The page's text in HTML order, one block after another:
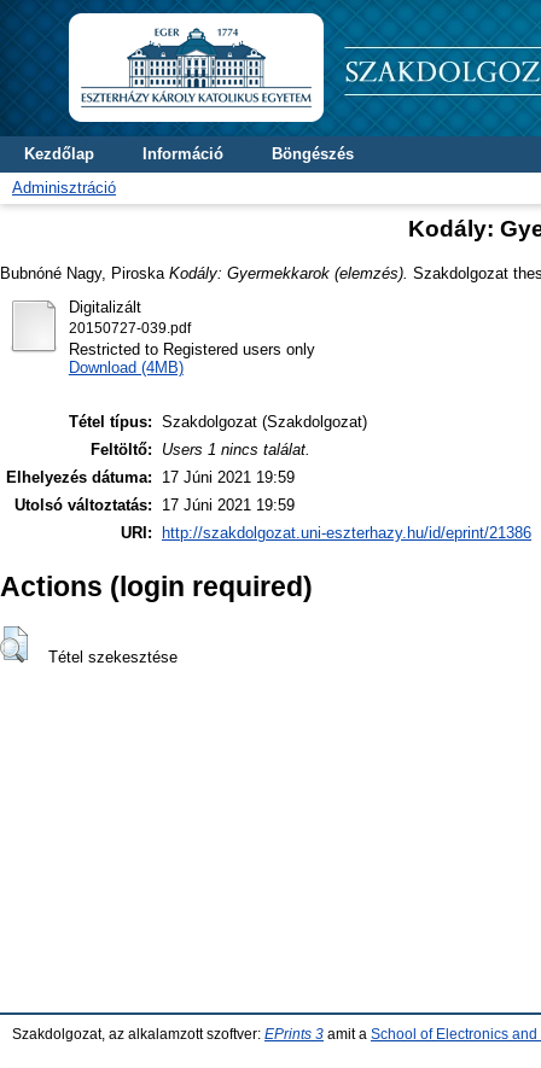
Kezdőlap Információ
Böngészés
Adminisztráció
Kodály:
Bubnóné Nagy, Piroska Kodály: Gyermekkarok (elemzés). Szakdolgozat
Digitalizált
20150727-039.pdf
Restricted to Registered users only
Download (4MB)
Tétel típus: Szakdolgozat (Szakdolgozat)
Feltöltő:
Users 1 nincs találat.
Elhelyezés dátuma:
17 Júni 2021 19:59
Utolsó változtatás:
17 Júni 2021 19:59
URI:
http://szakdolgozat.uni-eszterhazy.hu/id/eprint/21386
Actions (login required)
Tétel szekesztése
Szakdolgozat, az alkalamzott szoftver: EPrints 3 amit a School of Electronics